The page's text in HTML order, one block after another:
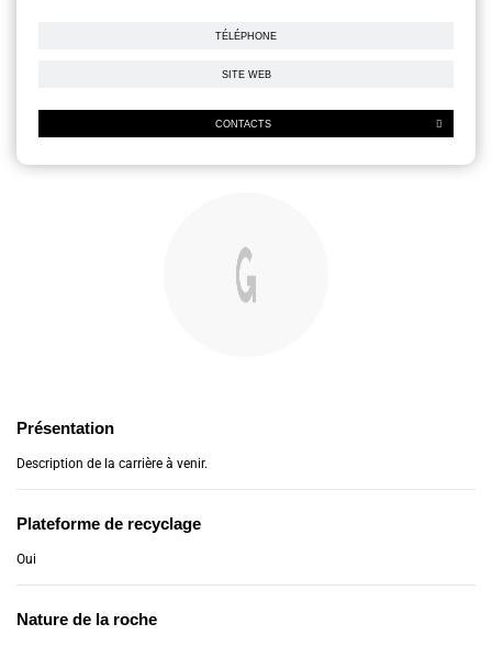
TÉLÉPHONE
SITE WEB
CONTACTS
Présentation
Description de la carrière à venir.
Plateforme de recyclage
Oui
Nature de la roche